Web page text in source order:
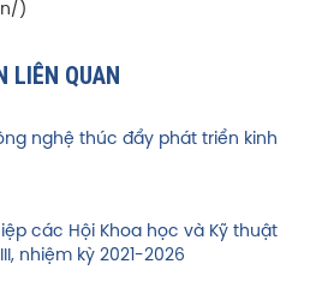
)
LIÊN QUAN
nghệ thúc đẩy phát triển kinh
các Hội Khoa học và Kỹ thuật
nhiệm kỳ 2021-2026